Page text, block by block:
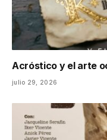
Acróstico y el arte
julio 29, 2026